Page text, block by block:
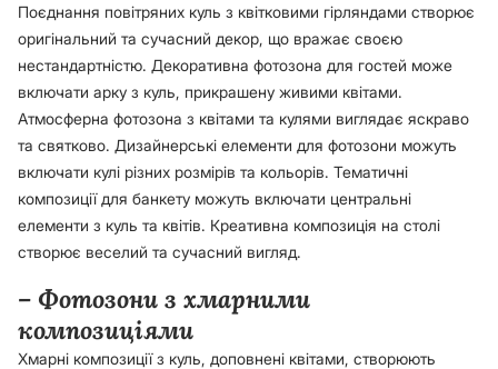
Поєднання повітряних куль з квітковими гірляндами створює
оригінальний та сучасний декор, що вражає своєю
нестандартністю. Декоративна фотозона для гостей може
включати арку з куль, прикрашену живими квітами.
Атмосферна фотозона з квітами та кулями виглядає яскраво
та святково. Дизайнерські елементи для фотозони можуть
включати кулі різних розмірів та кольорів. Тематичні
композиції для банкету можуть включати центральні
елементи з куль та квітів. Креативна композиція на столі
створює веселий та сучасний вигляд.
– Фотозони з хмарними
композиціями
Хмарні композиції з куль, доповнені квітами, створюють